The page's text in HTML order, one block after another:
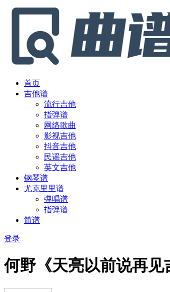
首页
吉他谱
流行吉他
指弹谱
网络歌曲
影视吉他
抖音吉他
民谣吉他
英文吉他
钢琴谱
尤克里里谱
弹唱谱
指弹谱
简谱
登录
何野《天亮以前说再